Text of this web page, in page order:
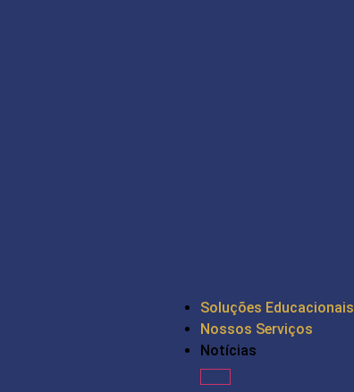
Soluções Educacionais
Nossos Serviços
Notícias